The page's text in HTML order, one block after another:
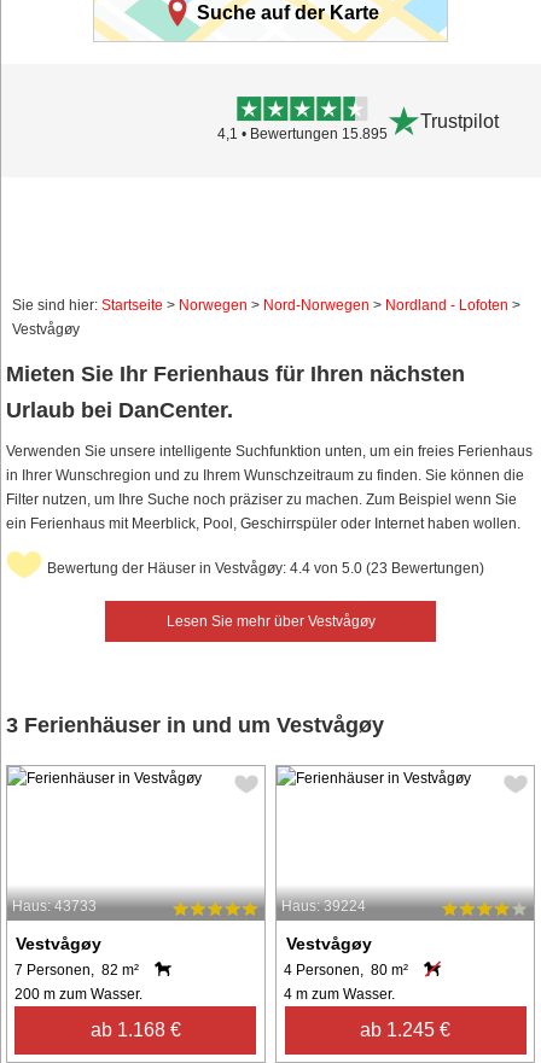
Suche auf der Karte
4,1 • Bewertungen 15.895
Trustpilot
Sie sind hier: Startseite > Norwegen > Nord-Norwegen > Nordland - Lofoten >
Vestvågøy
Mieten Sie Ihr Ferienhaus für Ihren nächsten
Urlaub bei DanCenter.
Verwenden Sie unsere intelligente Suchfunktion unten, um ein freies Ferienhaus
in Ihrer Wunschregion und zu Ihrem Wunschzeitraum zu finden. Sie können die
Filter nutzen, um Ihre Suche noch präziser zu machen. Zum Beispiel wenn Sie
ein Ferienhaus mit Meerblick, Pool, Geschirrspüler oder Internet haben wollen.
Lesen Sie mehr über Vestvågøy
Bewertung der Häuser in Vestvågøy: 4.4 von 5.0 (23 Bewertungen)
3 Ferienhäuser in und um Vestvågøy
Haus: 43733
Vestvågøy
7 Personen, 82 m²
200 m zum Wasser.
ab 1.168 €
Haus: 39224
Vestvågøy
4 Personen, 80 m²
4 m zum Wasser.
ab 1.245 €